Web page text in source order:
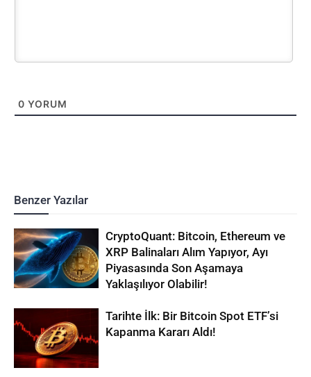
0 YORUM
Benzer Yazılar
CryptoQuant: Bitcoin, Ethereum ve
XRP Balinaları Alım Yapıyor, Ayı
Piyasasında Son Aşamaya
Yaklaşılıyor Olabilir!
Tarihte İlk: Bir Bitcoin Spot ETF’si
Kapanma Kararı Aldı!